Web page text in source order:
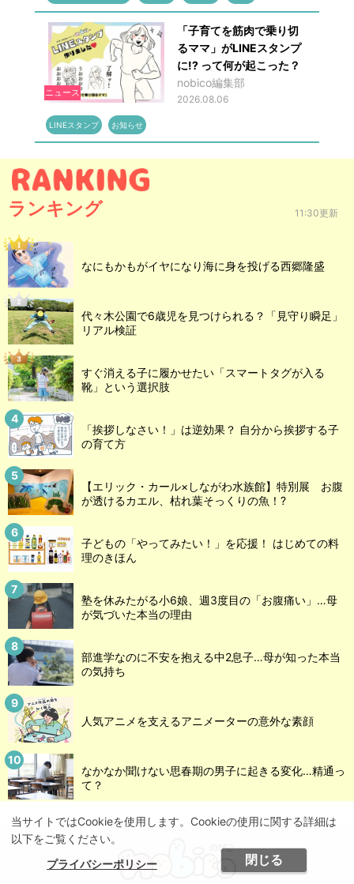
当サイトではCookieを使用します。Cookieの使用に関する詳細は
以下をご覧ください。
プライバシーポリシー
閉じる
ニュース
「子育てを筋肉で乗り切
るママ」がLINEスタンプ
に!? って何が起こった？
nobico編集部
2026.08.06
LINEスタンプ お知らせ
ランキング 11:30更新
なにもかもがイヤになり海に身を投げる西郷隆盛
代々木公園で6歳児を見つけられる？「見守り瞬足」
リアル検証
すぐ消える子に履かせたい「スマートタグが入る
靴」という選択肢
「挨拶しなさい！」は逆効果？ 自分から挨拶する子
の育て方
【エリック・カール×しながわ水族館】特別展 お腹
が透けるカエル、枯れ葉そっくりの魚！?
子どもの「やってみたい！」を応援！ はじめての料
理のきほん
塾を休みたがる小6娘、週3度目の「お腹痛い」…母
が気づいた本当の理由
部進学なのに不安を抱える中2息子…母が知った本当
の気持ち
人気アニメを支えるアニメーターの意外な素顔
なかなか聞けない思春期の男子に起きる変化…精通っ
て？